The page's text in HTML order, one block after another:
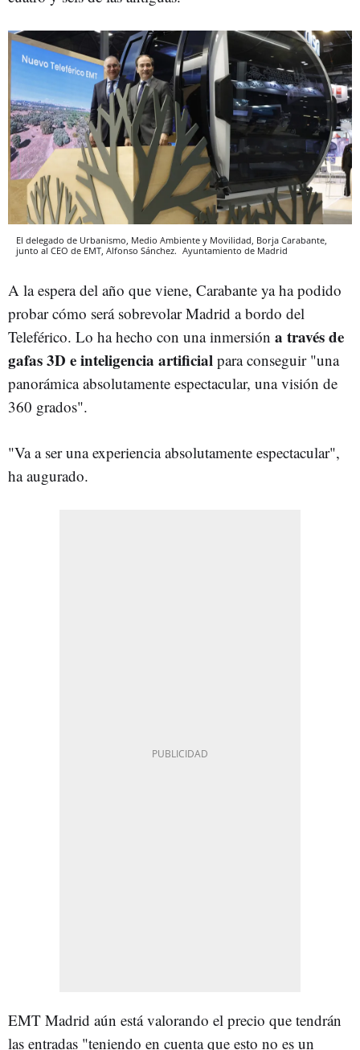
El delegado de Urbanismo, Medio Ambiente y Movilidad, Borja Carabante,
junto al CEO de EMT, Alfonso Sánchez. Ayuntamiento de Madrid
A la espera del año que viene, Carabante ya ha podido
probar cómo será sobrevolar Madrid a bordo del
Teleférico. Lo ha hecho con una inmersión a través de
gafas 3D e inteligencia artificial para conseguir "una
panorámica absolutamente espectacular, una visión de
360 grados".
"Va a ser una experiencia absolutamente espectacular",
ha augurado.
EMT Madrid aún está valorando el precio que tendrán
las entradas "teniendo en cuenta que esto no es un